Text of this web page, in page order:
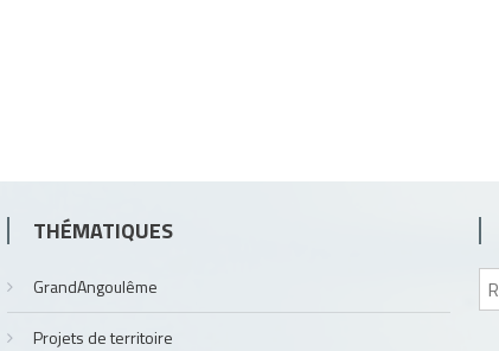
THÉMATIQUES
GrandAngoulême
Projets de territoire